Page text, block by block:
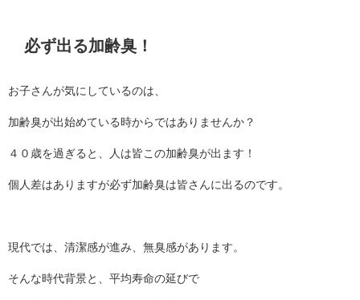
必ず出る加齢臭！
お子さんが気にしているのは、
加齢臭が出始めている時からではありませんか？
４０歳を過ぎると、人は皆この加齢臭が出ます！
個人差はありますが必ず加齢臭は皆さんに出るのです。
現代では、清潔感が進み、無臭感があります。
そんな時代背景と、平均寿命の延びで